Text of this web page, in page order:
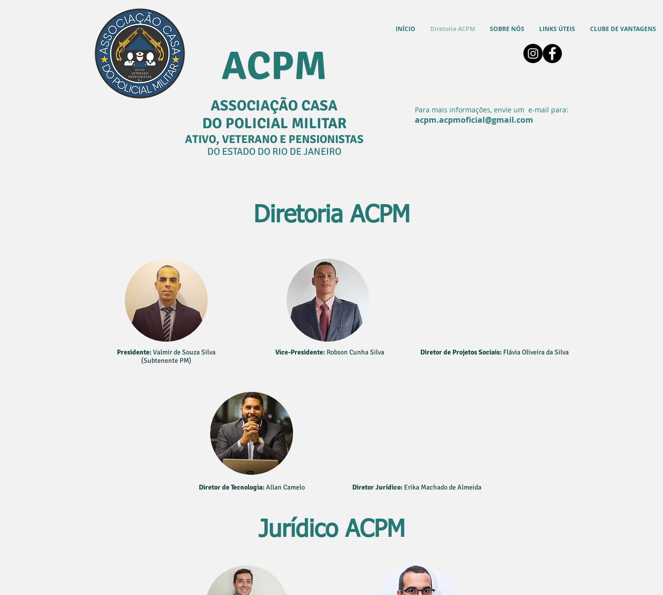
ASSOCIAÇÃO CASA
DO POLICIAL MILITAR
ATIVO, VETERANO E PENSIONISTAS
DO ESTADO DO RIO DE JANEIRO
INÍCIO Diretoria ACPM SOBRE NÓS LINKS ÚTEIS CLUBE DE VANTAGENS
Para mais informações, envie um e-mail para:
acpm.acpmoficial@gmail.com
ACPM
Diretoria ACPM
Presidente:Valmir de Souza Silva
(Subtenente PM)
Vice-Presidente:Robson Cunha Silva Diretor de Projetos Sociais: Flávia Oliveira da Silva
Diretor de Tecnologia:Allan Camelo Diretor Jurídico: Erika Machado de Almeida
Jurídico ACPM